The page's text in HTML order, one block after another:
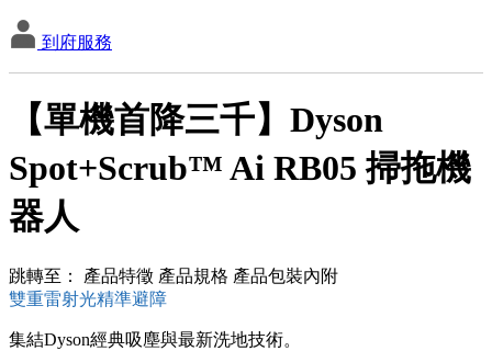
到府服務
【單機首降三千】Dyson
Spot+Scrub™ Ai RB05 掃拖機
器人
跳轉至： 產品特徵 產品規格 產品包裝內附
雙重雷射光精準避障
集結Dyson經典吸塵與最新洗地技術。